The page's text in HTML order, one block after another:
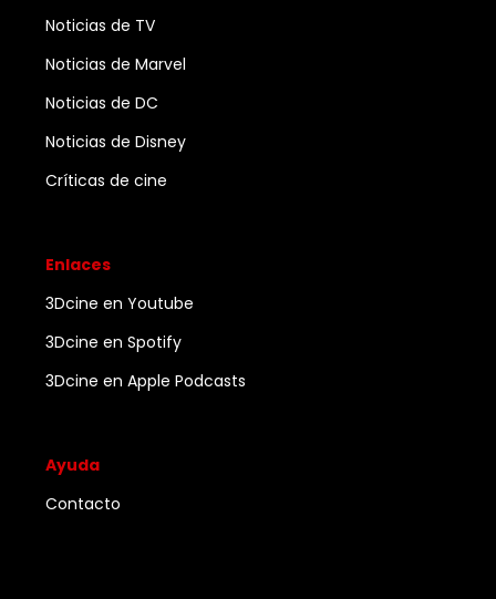
Noticias de TV
Noticias de Marvel
Noticias de DC
Noticias de Disney
Críticas de cine
Enlaces
3Dcine en Youtube
3Dcine en Spotify
3Dcine en Apple Podcasts
Ayuda
Contacto